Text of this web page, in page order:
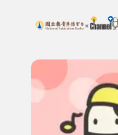
上方功能區塊
搜尋關鍵字：可輸